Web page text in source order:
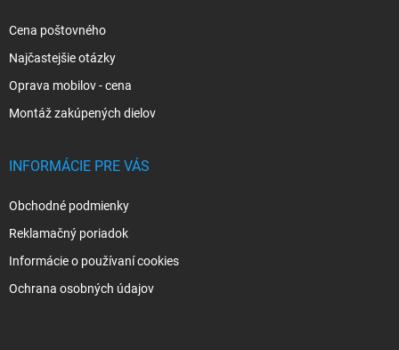
Cena poštovného
Najčastejšie otázky
Oprava mobilov - cena
Montáž zakúpených dielov
INFORMÁCIE PRE VÁS
Obchodné podmienky
Reklamačný poriadok
Informácie o používaní cookies
Ochrana osobných údajov